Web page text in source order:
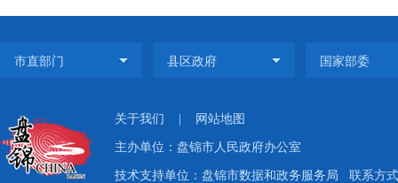
关于我们 网站地图
主办单位：盘锦市人民政府办公室
技术支持单位：盘锦市数据和政务服务局 联系方